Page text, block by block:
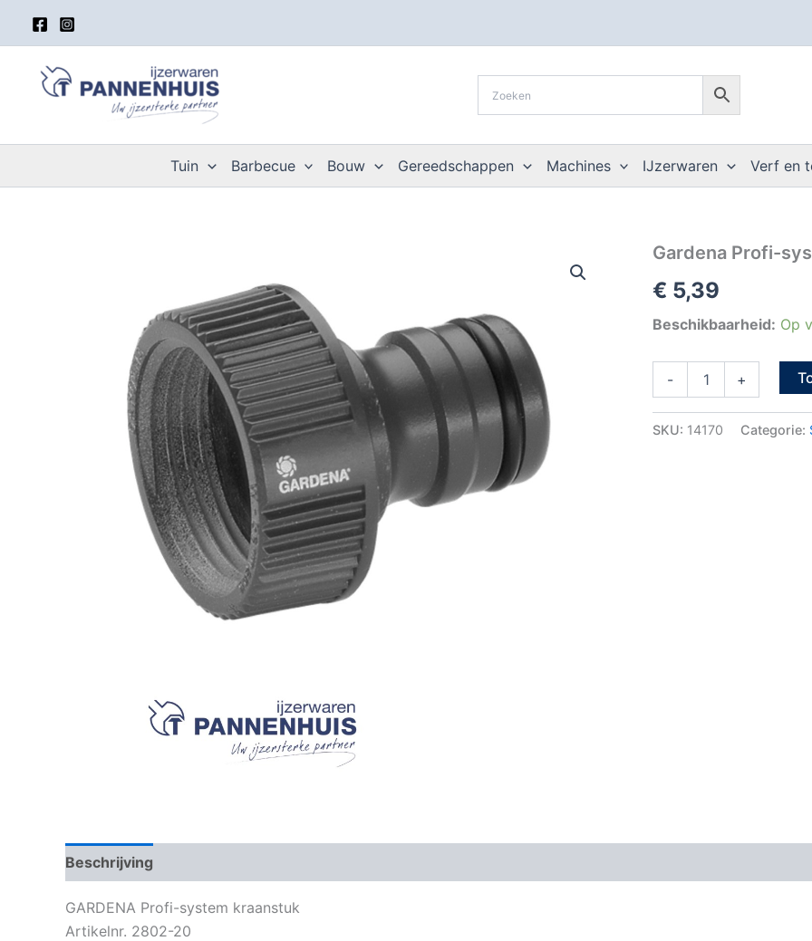
inhoud
Tuin Barbecue Bouw Gereedschappen Machines IJzerwaren Verf en
Gardena Profi-
€ 5,39
Beschikbaarheid: Op
-
Gardena
system
kraanstuk
3/4"
kraan
aantal
+
SKU: 14170 Categorie:
Beschrijving
GARDENA Profi-system kraanstuk
Artikelnr. 2802-20